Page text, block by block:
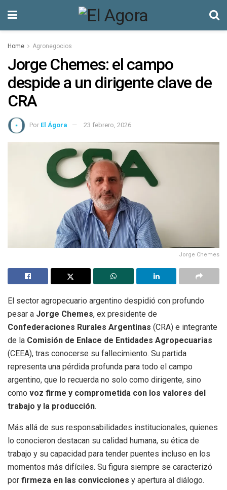
Home Agronegocios
Jorge Chemes: el campo
despide a un dirigente clave de
CRA
Por El Ágora 23 febrero, 2026
Jorge Chemes
El sector agropecuario argentino despidió con profundo
pesar a Jorge Chemes, ex presidente de
Confederaciones Rurales Argentinas (CRA) e integrante
de la Comisión de Enlace de Entidades Agropecuarias
(CEEA), tras conocerse su fallecimiento. Su partida
representa una pérdida profunda para todo el campo
argentino, que lo recuerda no solo como dirigente, sino
como voz firme y comprometida con los valores del
trabajo y la producción.
Más allá de sus responsabilidades institucionales, quienes
lo conocieron destacan su calidad humana, su ética de
trabajo y su capacidad para tender puentes incluso en los
momentos más difíciles. Su figura siempre se caracterizó
por firmeza en las convicciones y apertura al diálogo.